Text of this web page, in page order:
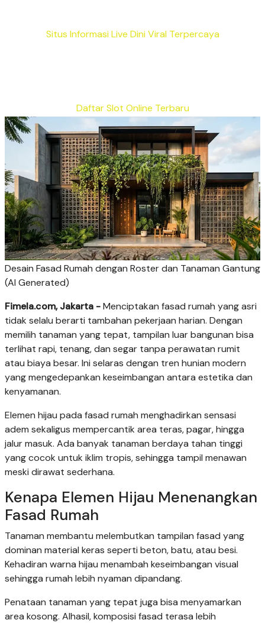
Situs Informasi Live Dini Viral Terpercaya
Daftar Slot Online Terbaru
Desain Fasad Rumah dengan Roster dan Tanaman Gantung
(AI Generated)
Fimela.com, Jakarta -Menciptakan fasad rumah yang asri
tidak selalu berarti tambahan pekerjaan harian. Dengan
memilih tanaman yang tepat, tampilan luar bangunan bisa
terlihat rapi, tenang, dan segar tanpa perawatan rumit
atau biaya besar. Ini selaras dengan tren hunian modern
yang mengedepankan keseimbangan antara estetika dan
kenyamanan.
Elemen hijau pada fasad rumah menghadirkan sensasi
adem sekaligus mempercantik area teras, pagar, hingga
jalur masuk. Ada banyak tanaman berdaya tahan tinggi
yang cocok untuk iklim tropis, sehingga tampil menawan
meski dirawat sederhana.
Kenapa Elemen Hijau Menenangkan
Fasad Rumah
Tanaman membantu melembutkan tampilan fasad yang
dominan material keras seperti beton, batu, atau besi.
Kehadiran warna hijau menambah keseimbangan visual
sehingga rumah lebih nyaman dipandang.
Penataan tanaman yang tepat juga bisa menyamarkan
area kosong. Alhasil, komposisi fasad terasa lebih